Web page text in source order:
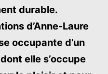
durable.
d’Anne-Laure
occupante d’un
elle s’occupe